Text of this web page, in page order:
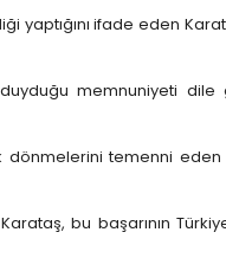
ifade eden
memnuniyeti dile
temenni eden
bu başarının